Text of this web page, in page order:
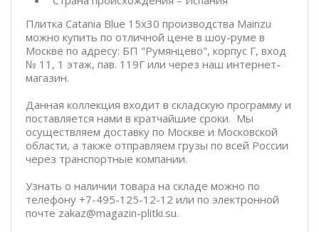
Плитка Catania Blue 15x30 производства Mainzu
можно купить по отличной цене в шоу-руме в
Москве по адресу: БП "Румянцево", корпус Г, вход
№ 11, 1 этаж, пав. 119Г или через наш интернет-
магазин.
Данная коллекция входит в складскую программу и
поставляется нами в кратчайшие сроки. Мы
осуществляем доставку по Москве и Московской
области, а также отправляем грузы по всей России
через транспортные компании.
Узнать о наличии товара на складе можно по
телефону +7-495-125-12-12 или по электронной
почте zakaz@magazin-plitki.su.